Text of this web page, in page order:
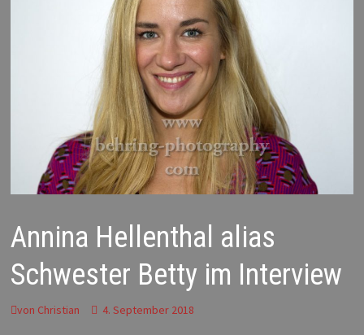
Annina Hellenthal alias
Schwester Betty im Interview
von Christian 4. September 2018